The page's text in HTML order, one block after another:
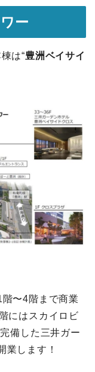
ー
は“豊洲ベイサイ
〜4階まで商業
にはスカイロビ
備した三井ガー
業します！